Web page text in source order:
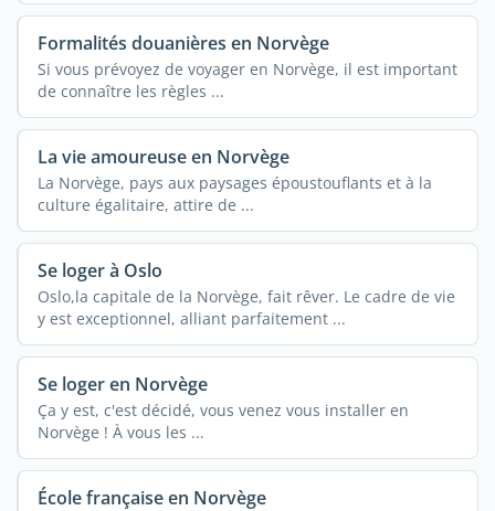
Formalités douanières en Norvège
Si vous prévoyez de voyager en Norvège, il est important
de connaître les règles ...
La vie amoureuse en Norvège
La Norvège, pays aux paysages époustouflants et à la
culture égalitaire, attire de ...
Se loger à Oslo
Oslo,la capitale de la Norvège, fait rêver. Le cadre de vie
y est exceptionnel, alliant parfaitement ...
Se loger en Norvège
Ça y est, c'est décidé, vous venez vous installer en
Norvège ! À vous les ...
École française en Norvège